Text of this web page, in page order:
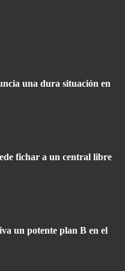
una dura situación en
fichar a un central libre
un potente plan B en el